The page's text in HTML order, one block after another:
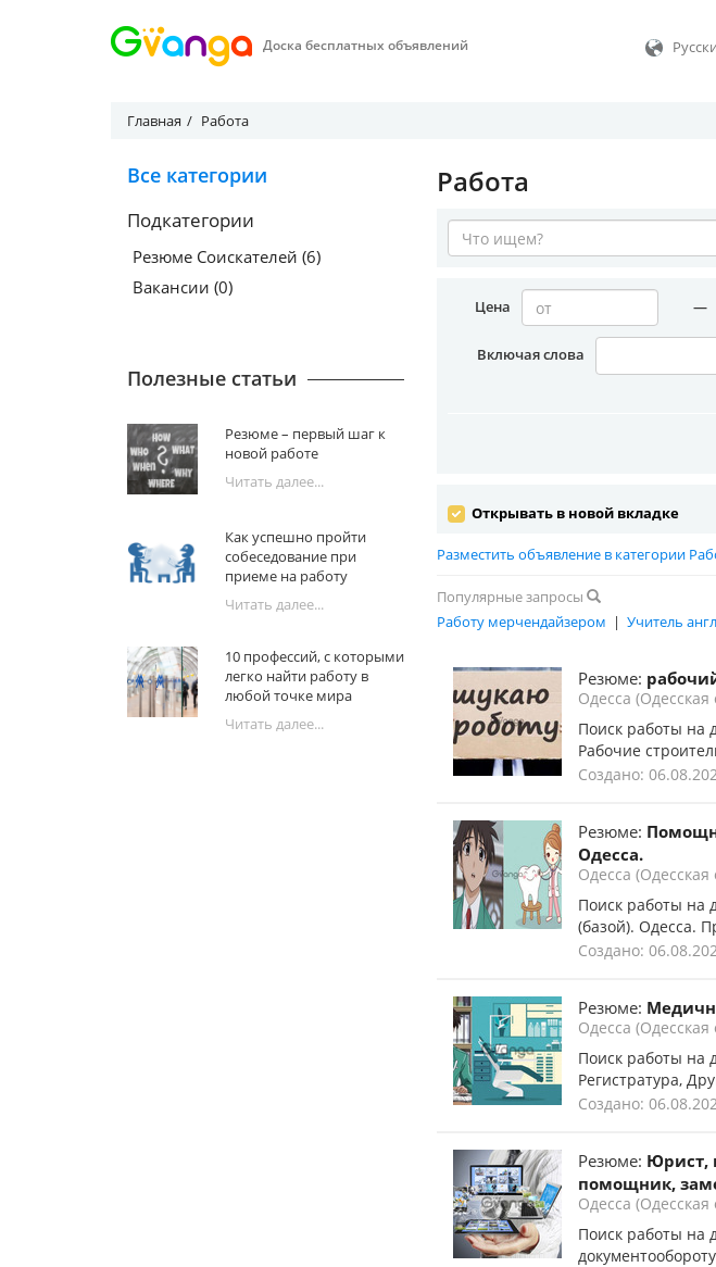
Доска бесплатных объявлений
Главная Работа
Все категории
Подкатегории
Резюме Соискателей (6)
Вакансии (0)
Полезные статьи
Резюме – первый шаг к
новой работе
Читать далее...
Как успешно пройти
собеседование при
приеме на работу
Читать далее...
10 профессий, с которыми
легко найти работу в
любой точке мира
Читать далее...
Работа
Цена —
Включая слова
Открывать в новой вкладке
Разместить объявление в категории
Популярные запросы
Работу мерчендайзером | Учитель
Резюме:
Одесса (Одесская
Поиск работы на
Рабочие
Создано:
Резюме:
Одесса.
Одесса (Одесская
Поиск работы на
(базой). Одесса.
Создано:
Резюме:
Одесса (Одесская
Поиск работы на
Регистратура,
Создано:
Резюме: Юрист,
помощник,
Одесса (Одесская
Поиск работы на